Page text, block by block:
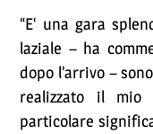
“E‘ una gara
laziale – ha
dopo l’arrivo –
realizzato il
particolare